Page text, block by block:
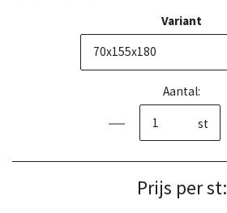
Variant
70x155x180
Aantal:
st
Prijs per st: